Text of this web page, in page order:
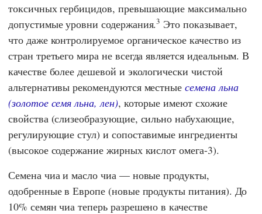
токсичных гербицидов, превышающие максимально
допустимые уровни содержания.3 Это показывает,
что даже контролируемое органическое качество из
стран третьего мира не всегда является идеальным. В
качестве более дешевой и экологически чистой
альтернативы рекомендуются местныесемена льна
(золотое семя льна, лен), которые имеют схожие
свойства (слизеобразующие, сильно набухающие,
регулирующие стул) и сопоставимые ингредиенты
(высокое содержание жирных кислот омега-3).
Семена чиа и масло чиа — новые продукты,
одобренные в Европе (новые продукты питания). До
10% семян чиа теперь разрешено в качестве